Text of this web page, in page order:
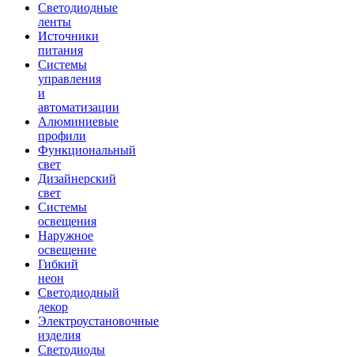
Светодиодные
ленты
Источники
питания
Системы
управления
и
автоматизации
Алюминиевые
профили
Функциональный
свет
Дизайнерский
свет
Системы
освещения
Наружное
освещение
Гибкий
неон
Светодиодный
декор
Электроустановочные
изделия
Светодиоды